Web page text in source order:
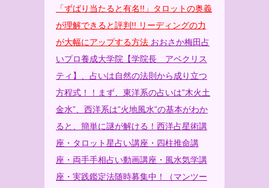
「ずばり当たると有名!!」タロットの奥義
が理解できると評判!! リーディングの力
が大幅にアップする方法 おおさか梅田占
いプロ養成大学院 【学院長 アベクリス
ティ】、占いは自然の法則から成り立つ
方程式！！まず、東洋系の占いは”木火土
金水”、西洋系は”火地風水”の基本がわか
ると、簡単に謎が解ける！西洋占星術講
座・タロット星占い講座・四柱推命講
座・両手手相占い動画講座・風水気学講
座・実践鑑定法随時募集中！（マンツー